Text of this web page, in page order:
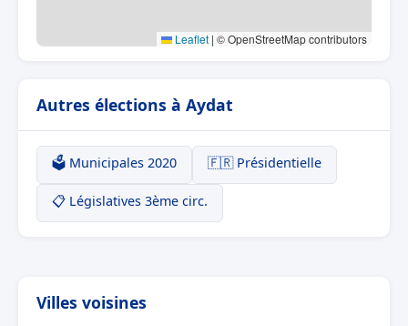
Leaflet | © OpenStreetMap contributors
Autres élections à Aydat
🗳️ Municipales 2020 🇫🇷 Présidentielle
📋 Législatives 3ème circ.
Villes voisines